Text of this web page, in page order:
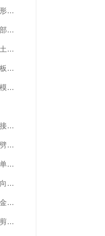
LBTC-328土工格室环形插件拉拔力夹具
LBTC-327土工格室局部过载夹具
LBTC-326土工格栅、土工布宽条拉伸试验夹具（普钢）
LBTC-325板材、人造板家具封边条90度剥离夹具
LBTC-323陶瓷砖断裂模数和破坏强度夹具
LBTC-322钢筋机械连接残余变形测量仪
LBTC-321沥青混合料劈裂夹具
LBTC-320沥青混合料单轴压缩夹具
LBTC-319铝塑管环径向拉力夹具
LBTC-318石材干挂用金属挂件拉拔强度试验夹具
LBTC-315木材顺纹抗剪强度测试夹具